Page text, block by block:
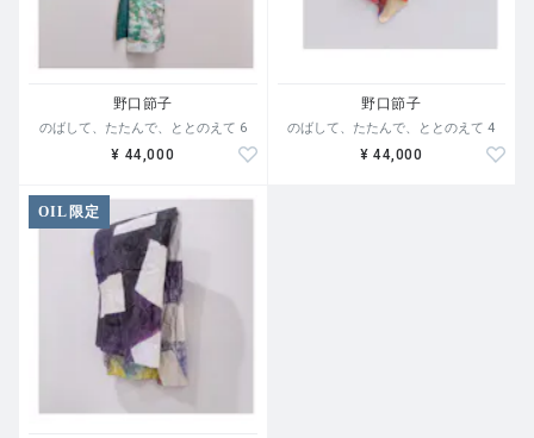
野口節子
のばして、たたんで、ととのえて 6
¥ 44,000
野口節子
のばして、たたんで、ととのえて 4
¥ 44,000
OIL限定